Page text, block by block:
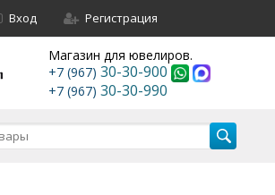
Вход Регистрация
Магазин для ювелиров.
+7 (967) 30-30-900
+7 (967) 30-30-990